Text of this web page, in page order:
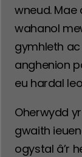
wneud.
wahanol
gymhleth
anghenion
eu hardal
Oherwydd
gwaith
ogystal â’r